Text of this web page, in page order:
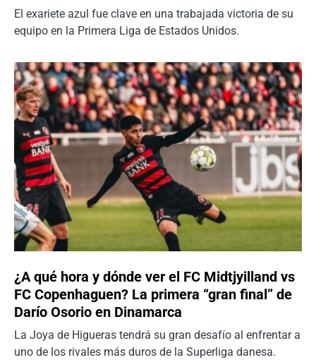
El exariete azul fue clave en una trabajada victoria de su
equipo en la Primera Liga de Estados Unidos.
¿A qué hora y dónde ver el FC Midtjyilland vs
FC Copenhaguen? La primera “gran final” de
Darío Osorio en Dinamarca
La Joya de Higueras tendrá su gran desafío al enfrentar a
uno de los rivales más duros de la Superliga danesa.